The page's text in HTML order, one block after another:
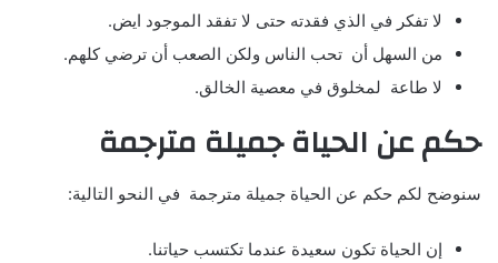
لا تفكر في الذي فقدته حتى لا تفقد الموجود ايض.
من السهل أن تحب الناس ولكن الصعب أن ترضي كلهم.
لا طاعة لمخلوق في معصية الخالق.
حكم عن الحياة جميلة مترجمة
سنوضح لكم حكم عن الحياة جميلة مترجمة في النحو التالية:
إن الحياة تكون سعيدة عندما تكتسب حياتنا.